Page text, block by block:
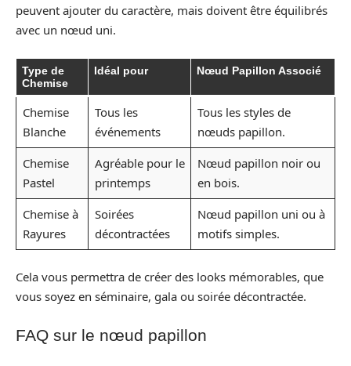
peuvent ajouter du caractère, mais doivent être équilibrés
avec un nœud uni.
Type de
Chemise
Idéal pour Nœud Papillon Associé
Chemise
Blanche
Tous les
événements
Tous les styles de
nœuds papillon.
Chemise
Pastel
Agréable pour le
printemps
Nœud papillon noir ou
en bois.
Chemise à
Rayures
Soirées
décontractées
Nœud papillon uni ou à
motifs simples.
Cela vous permettra de créer des looks mémorables, que
vous soyez en séminaire, gala ou soirée décontractée.
FAQ sur le nœud papillon